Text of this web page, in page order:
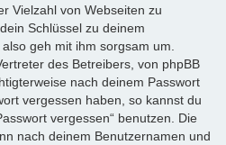
Vielzahl von Webseiten zu
Schlüssel zu deinem
geh mit ihm sorgsam um.
des Betreibers, von phpBB
nach deinem Passwort
vergessen haben, so kannst du
vergessen“ benutzen. Die
nach deinem Benutzernamen und